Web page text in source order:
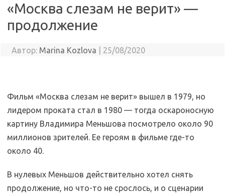
«Москва слезам не верит» —
продолжение
Автор: Marina Kozlova 25/08/2020
Фильм «Москва слезам не верит» вышел в 1979, но
лидером проката стал в 1980 — тогда оскароносную
картину Владимира Меньшова посмотрело около 90
миллионов зрителей. Ее героям в фильме где-то
около 40.
В нулевых Меньшов действительно хотел снять
продолжение, но что-то не срослось, и о сценарии